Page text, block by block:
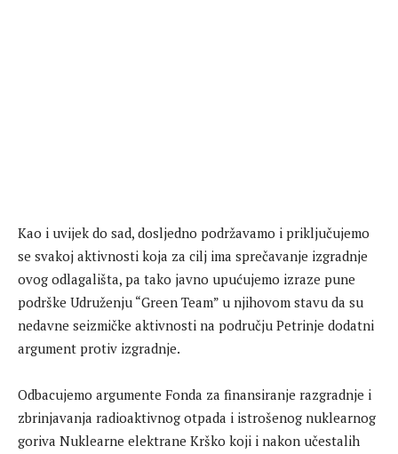
Kao i uvijek do sad, dosljedno podržavamo i priključujemo
se svakoj aktivnosti koja za cilj ima sprečavanje izgradnje
ovog odlagališta, pa tako javno upućujemo izraze pune
podrške Udruženju “Green Team” u njihovom stavu da su
nedavne seizmičke aktivnosti na području Petrinje dodatni
argument protiv izgradnje.
Odbacujemo argumente Fonda za finansiranje razgradnje i
zbrinjavanja radioaktivnog otpada i istrošenog nuklearnog
goriva Nuklearne elektrane Krško koji i nakon učestalih